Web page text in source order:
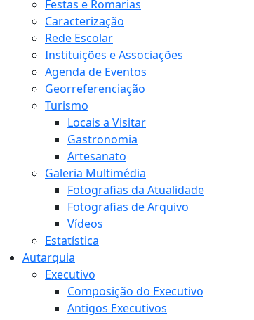
Festas e Romarias
Caracterização
Rede Escolar
Instituições e Associações
Agenda de Eventos
Georreferenciação
Turismo
Locais a Visitar
Gastronomia
Artesanato
Galeria Multimédia
Fotografias da Atualidade
Fotografias de Arquivo
Vídeos
Estatística
Autarquia
Executivo
Composição do Executivo
Antigos Executivos